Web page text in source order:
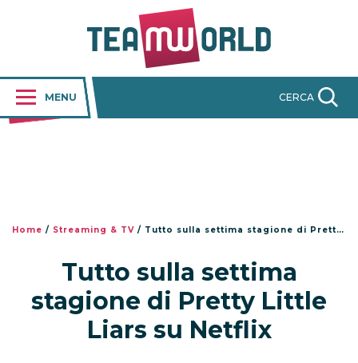
MENU CERCA
Home / Streaming & TV / Tutto sulla settima stagione di Pretty Little Liars su Netflix
Tutto sulla settima
stagione di Pretty Little
Liars su Netflix